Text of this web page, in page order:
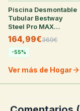
34°
Piscina Desmontable
Tubular Bestway
Steel Pro MAX
366x100 cm con
Depuradora y
Escalera
164,99€369€
-55%
Ver más de Hogar